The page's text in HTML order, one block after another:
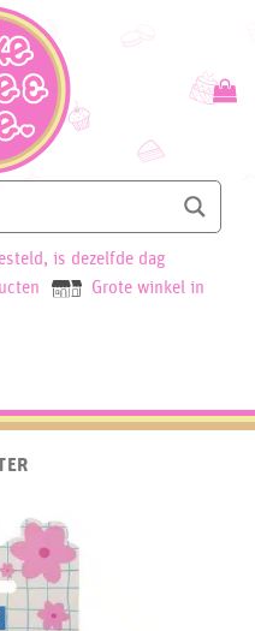
is dezelfde dag
Grote winkel in